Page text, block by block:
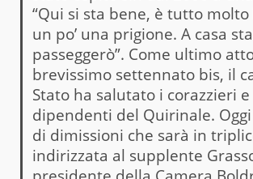
“Qui si sta bene, è tutto
un po’ una prigione. A casa
passeggerò”. Come ultimo
brevissimo settennato bis, il
Stato ha salutato i corazzieri e
dipendenti del Quirinale.
di dimissioni che sarà in
indirizzata al supplente